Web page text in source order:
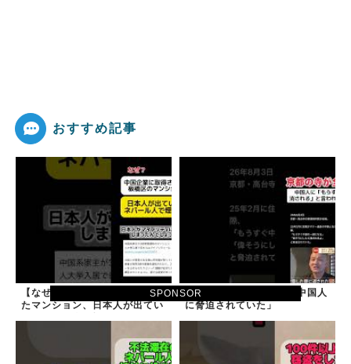
SPONSOR
おすすめ記事
【なぜ？】中国企業に取得され
たマンション、日本人が出てい
京都の寺がまた燃える「中国人
に脅迫されていた」